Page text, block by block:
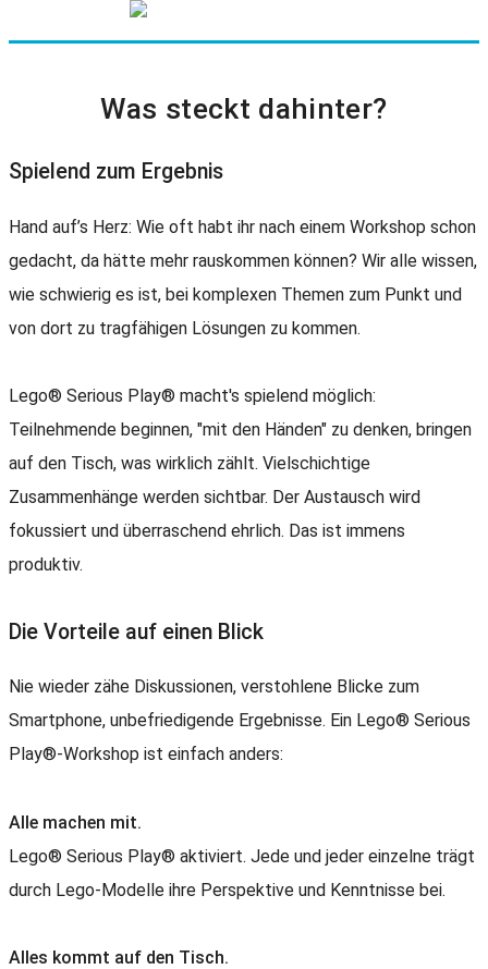
Was steckt dahinter?
Spielend zum Ergebnis
Hand auf’s Herz: Wie oft habt ihr nach einem Workshop schon
gedacht, da hätte mehr rauskommen können? Wir alle wissen,
wie schwierig es ist, bei komplexen Themen zum Punkt und
von dort zu tragfähigen Lösungen zu kommen.
Lego® Serious Play® macht's spielend möglich:
Teilnehmende beginnen, "mit den Händen" zu denken, bringen
auf den Tisch, was wirklich zählt. Vielschichtige
Zusammenhänge werden sichtbar. Der Austausch wird
fokussiert und überraschend ehrlich. Das ist immens
produktiv.
Die Vorteile auf einen Blick
Nie wieder zähe Diskussionen, verstohlene Blicke zum
Smartphone, unbefriedigende Ergebnisse. Ein Lego® Serious
Play®-Workshop ist einfach anders:
Alle machen mit.
Lego® Serious Play® aktiviert. Jede und jeder einzelne trägt
durch Lego-Modelle ihre Perspektive und Kenntnisse bei.
Alles kommt auf den Tisch.